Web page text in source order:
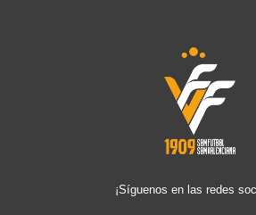
¡Síguenos en las redes